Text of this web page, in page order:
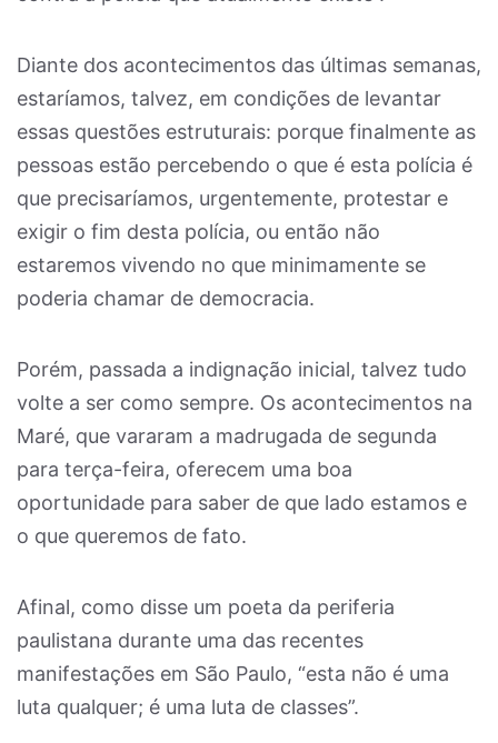
Diante dos acontecimentos das últimas semanas,
estaríamos, talvez, em condições de levantar
essas questões estruturais: porque finalmente as
pessoas estão percebendo o que é esta polícia é
que precisaríamos, urgentemente, protestar e
exigir o fim desta polícia, ou então não
estaremos vivendo no que minimamente se
poderia chamar de democracia.
Porém, passada a indignação inicial, talvez tudo
volte a ser como sempre. Os acontecimentos na
Maré, que vararam a madrugada de segunda
para terça-feira, oferecem uma boa
oportunidade para saber de que lado estamos e
o que queremos de fato.
Afinal, como disse um poeta da periferia
paulistana durante uma das recentes
manifestações em São Paulo, “esta não é uma
luta qualquer; é uma luta de classes”.